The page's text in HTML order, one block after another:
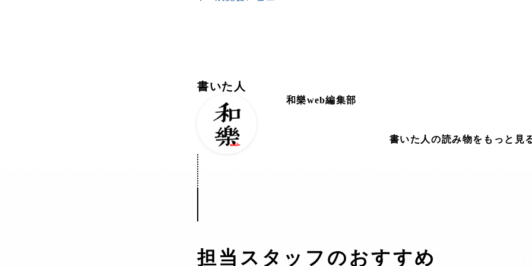
書いた人
和樂web編集部
書いた人の読み物をもっと見
担当スタッフのおすすめ